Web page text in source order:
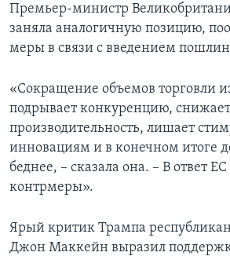
Премьер-министр
заняла аналогичную позицию,
меры в связи с введением
«Сокращение объемов торговли
подрывает конкуренцию, снижает
производительность, лишает
инновациям и в конечном итоге
беднее, – сказала она. – В ответ ЕС
контрмеры».
Ярый критик Трампа
Джон Маккейн выразил